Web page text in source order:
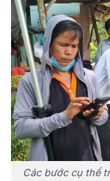
Các bước cụ thể